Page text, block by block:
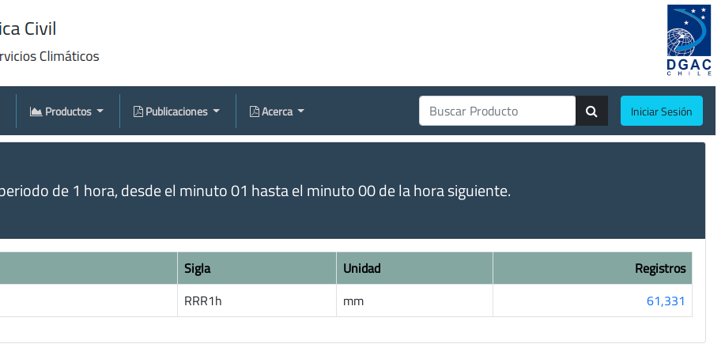
Productos Publicaciones Acerca Iniciar Sesión
de 1 hora, desde el minuto 01 hasta el minuto 00 de la hora siguiente.
Sigla Unidad
Registros
RRR1h mm 61,331